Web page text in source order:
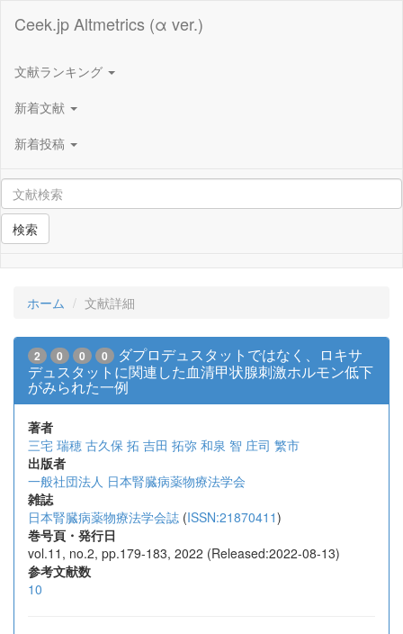
Ceek.jp Altmetrics (α ver.)
文献ランキング
新着文献
新着投稿
検索
ホーム 文献詳細
2 0 0 0
ダプロデュスタットではなく、ロキサ
デュスタットに関連した血清甲状腺刺激ホルモン低下
がみられた一例
著者
三宅 瑞穂 古久保 拓 吉田 拓弥 和泉 智 庄司 繁市
出版者
一般社団法人 日本腎臓病薬物療法学会
雑誌
日本腎臓病薬物療法学会誌 (ISSN:21870411)
巻号頁・発行日
vol.11, no.2, pp.179-183, 2022 (Released:2022-08-13)
参考文献数
10